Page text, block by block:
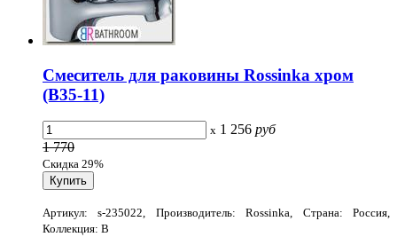
Смеситель для раковины Rossinka хром
(B35-11)
x 1 256 руб
1 770
Скидка 29%
Артикул: s-235022, Производитель: Rossinka, Страна: Россия,
Коллекция: B